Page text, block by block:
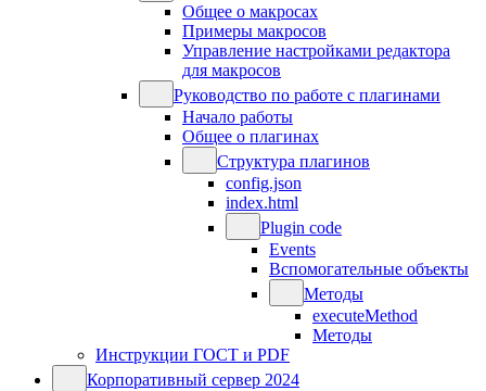
Общее о макросах
Примеры макросов
Управление настройками редактора
для макросов
Руководство по работе с плагинами
Начало работы
Общее о плагинах
Структура плагинов
config.json
index.html
Plugin code
Events
Вспомогательные объекты
Методы
executeMethod
Методы
Инструкции ГОСТ и PDF
Корпоративный сервер 2024